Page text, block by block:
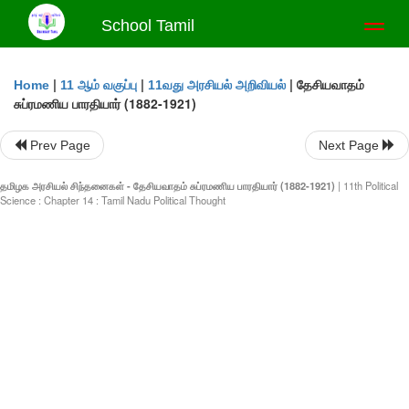
School Tamil
Home | 11 ஆம் வகுப்பு | 11வது அரசியல் அறிவியல் | தேசியவாதம்
சுப்ரமணிய பாரதியார் (1882-1921)
Prev Page Next Page
தமிழக அரசியல் சிந்தனைகள் - தேசியவாதம் சுப்ரமணிய பாரதியார் (1882-1921) | 11th Political
Science : Chapter 14 : Tamil Nadu Political Thought